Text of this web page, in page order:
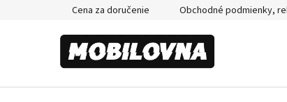
Cena za doručenie Obchodné podmienky,